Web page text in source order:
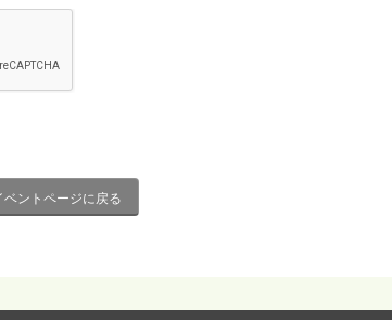
供いただけない場合には、お問合せ
すが、これによる個人情報の取得、
ベントページに戻る